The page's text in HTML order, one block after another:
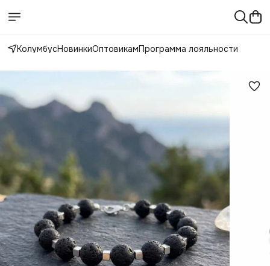
КолумбусНовинкиОптовикамПрограмма лояльности